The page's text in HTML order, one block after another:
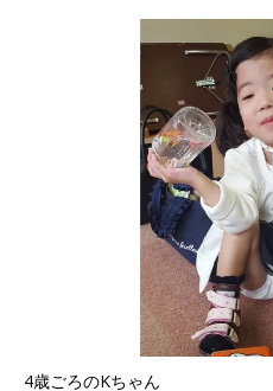
4歳ごろのKちゃん